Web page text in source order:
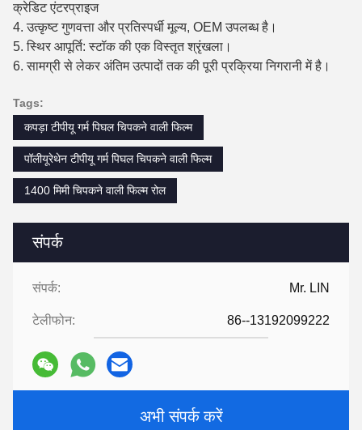
संपर्क
संपर्क: Mr. LIN
टेलीफोन: 86--13192099222
अभी संपर्क करें
क्रेडिट एंटरप्राइज
4. उत्कृष्ट गुणवत्ता और प्रतिस्पर्धी मूल्य, OEM उपलब्ध है।
5. स्थिर आपूर्ति: स्टॉक की एक विस्तृत श्रृंखला।
6. सामग्री से लेकर अंतिम उत्पादों तक की पूरी प्रक्रिया निगरानी में है।
Tags:
कपड़ा टीपीयू गर्म पिघल चिपकने वाली फिल्म
पॉलीयूरेथेन टीपीयू गर्म पिघल चिपकने वाली फिल्म
1400 मिमी चिपकने वाली फिल्म रोल